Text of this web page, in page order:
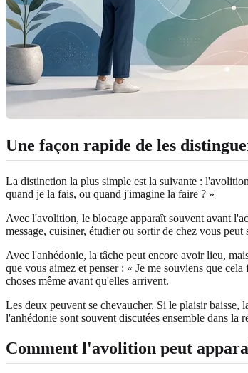
Une façon rapide de les
La distinction la plus simple est la suivante :
quand je la fais, ou quand j'imagine la faire ? »
Avec l'avolition, le blocage apparaît souvent avant
message, cuisiner, étudier ou sortir de chez vous
Avec l'anhédonie, la tâche peut encore avoir lieu,
que vous aimez et penser : « Je me souviens que
choses même avant qu'elles arrivent.
Les deux peuvent se chevaucher. Si le plaisir
l'anhédonie sont souvent discutées ensemble dans la
Comment l'avolition peut